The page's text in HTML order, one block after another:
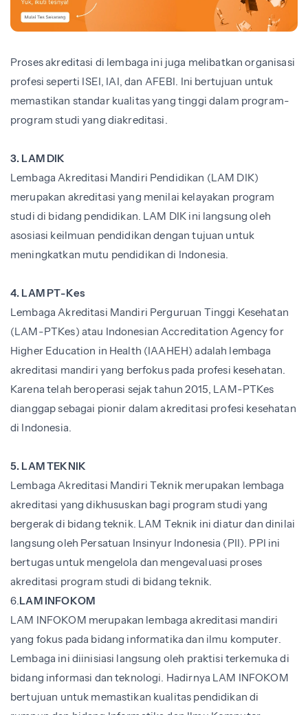
Proses akreditasi di lembaga ini juga melibatkan organisasi
profesi seperti ISEI, IAI, dan AFEBI. Ini bertujuan untuk
memastikan standar kualitas yang tinggi dalam program-
program studi yang diakreditasi.
3. LAM DIK
Lembaga Akreditasi Mandiri Pendidikan (LAM DIK)
merupakan akreditasi yang menilai kelayakan program
studi di bidang pendidikan. LAM DIK ini langsung oleh
asosiasi keilmuan pendidikan dengan tujuan untuk
meningkatkan mutu pendidikan di Indonesia.
4. LAM PT-Kes
Lembaga Akreditasi Mandiri Perguruan Tinggi Kesehatan
(LAM-PTKes) atau Indonesian Accreditation Agency for
Higher Education in Health (IAAHEH) adalah lembaga
akreditasi mandiri yang berfokus pada profesi kesehatan.
Karena telah beroperasi sejak tahun 2015, LAM-PTKes
dianggap sebagai pionir dalam akreditasi profesi kesehatan
di Indonesia.
5. LAM TEKNIK
Lembaga Akreditasi Mandiri Teknik merupakan lembaga
akreditasi yang dikhususkan bagi program studi yang
bergerak di bidang teknik. LAM Teknik ini diatur dan dinilai
langsung oleh Persatuan Insinyur Indonesia (PII). PPI ini
bertugas untuk mengelola dan mengevaluasi proses
akreditasi program studi di bidang teknik.
6. LAM INFOKOM
LAM INFOKOM merupakan lembaga akreditasi mandiri
yang fokus pada bidang informatika dan ilmu komputer.
Lembaga ini diinisiasi langsung oleh praktisi terkemuka di
bidang informasi dan teknologi. Hadirnya LAM INFOKOM
bertujuan untuk memastikan kualitas pendidikan di